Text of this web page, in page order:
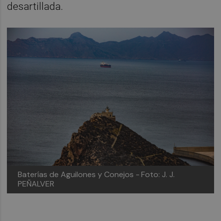
desartillada.
Baterías de Aguilones y Conejos - Foto: J. J.
PEÑALVER